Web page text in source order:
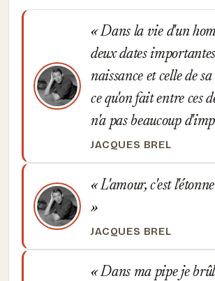
Dans la vie d'un
deux dates
naissance et celle de
ce qu'on fait entre ces
n'a pas beaucoup
JACQUES BREL
L'amour, c'est
JACQUES BREL
Dans ma pipe je